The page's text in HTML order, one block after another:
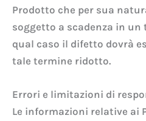
Prodotto che per sua
soggetto a scadenza in un
qual caso il difetto dovrà
tale termine ridotto.
Errori e limitazioni di
Le informazioni relative ai